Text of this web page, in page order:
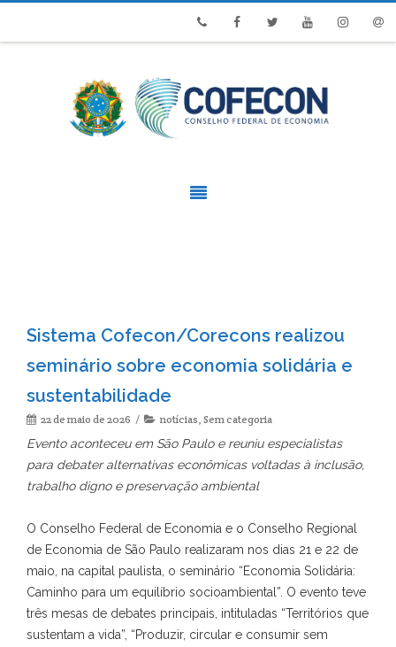
Sistema Cofecon/Corecons realizou
seminário sobre economia solidária e
sustentabilidade
22 de maio de 2026 notícias, Sem categoria
Evento aconteceu em São Paulo e reuniu especialistas
para debater alternativas econômicas voltadas à inclusão,
trabalho digno e preservação ambiental
O Conselho Federal de Economia e o Conselho Regional
de Economia de São Paulo realizaram nos dias 21 e 22 de
maio, na capital paulista, o seminário “Economia Solidária:
Caminho para um equilíbrio socioambiental”. O evento teve
três mesas de debates principais, intituladas “Territórios que
sustentam a vida”, “Produzir, circular e consumir sem